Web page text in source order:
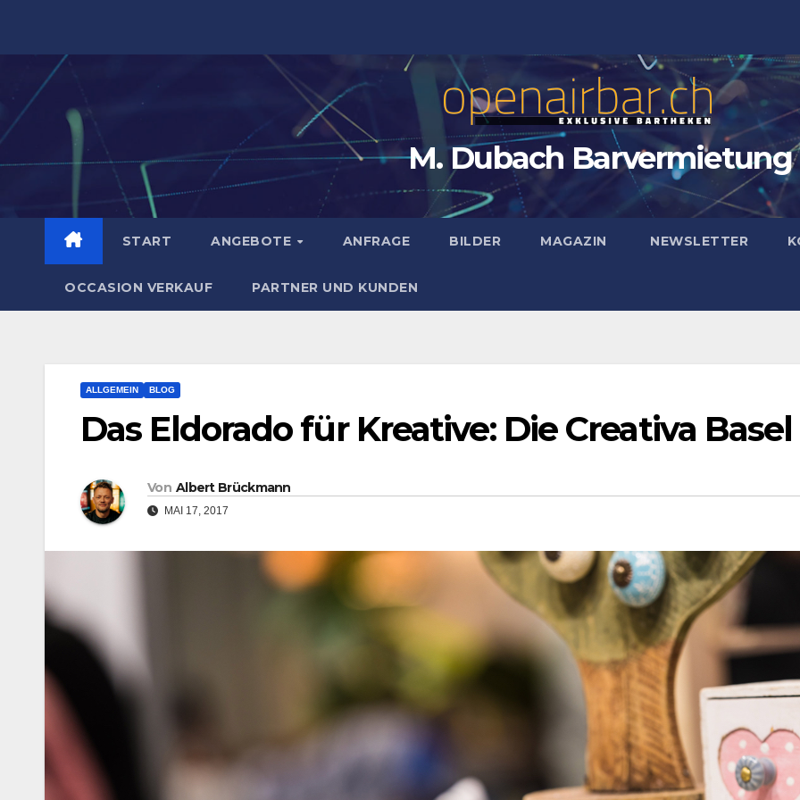
M. Dubach Barvermietung
START ANGEBOTE ANFRAGE BILDER MAGAZIN NEWSLETTER
OCCASION VERKAUF PARTNER UND KUNDEN
ALLGEMEIN BLOG
Das Eldorado für Kreative: Die Creativa Basel
Von Albert Brückmann
MAI 17, 2017